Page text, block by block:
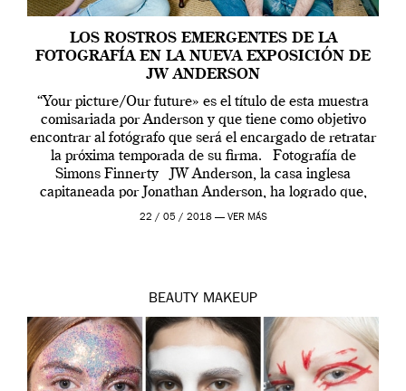
LOS ROSTROS EMERGENTES DE LA
FOTOGRAFÍA EN LA NUEVA EXPOSICIÓN DE
JW ANDERSON
“Your picture/Our future» es el título de esta muestra
comisariada por Anderson y que tiene como objetivo
encontrar al fotógrafo que será el encargado de retratar
la próxima temporada de su firma. Fotografía de
Simons Finnerty JW Anderson, la casa inglesa
capitaneada por Jonathan Anderson, ha logrado que,
más allá de la moda, la […]
22 / 05 / 2018 — VER MÁS
BEAUTY MAKEUP